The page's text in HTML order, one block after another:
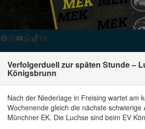
Facebook
Instagram
YouTube
WhatsApp
TikTok
E-Mail
Verfolgerduell zur späten Stunde –
Königsbrunn
Nach der Niederlage in Freising wartet am
Wochenende gleich die nächste schwierige
Münchner EK. Die Luchse sind beim EV